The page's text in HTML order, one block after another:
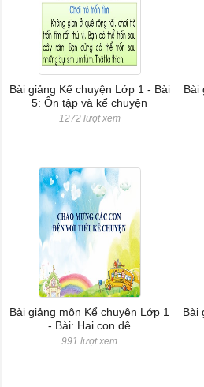
Bài giảng Kể chuyện Lớp 1 - Bài
5: Ôn tập và kể chuyện
1272 lượt xem
Bài
Bài giảng môn Kể chuyện Lớp 1
- Bài: Hai con dê
991 lượt xem
Bài